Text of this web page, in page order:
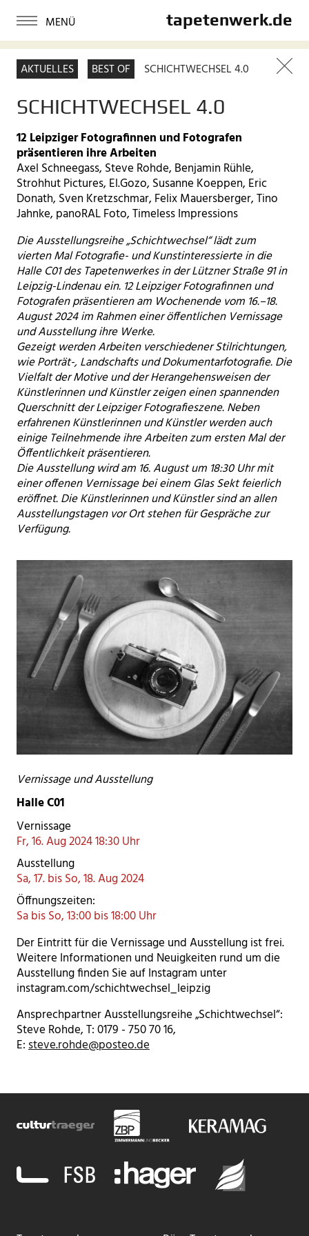
tapetenwerk.de
AKTUELLES BEST OF SCHICHTWECHSEL 4.0
SCHICHTWECHSEL 4.0
12 Leipziger Fotografinnen und Fotografen
präsentieren ihre Arbeiten
Axel Schneegass, Steve Rohde, Benjamin Rühle,
Strohhut Pictures, El.Gozo, Susanne Koeppen, Eric
Donath, Sven Kretzschmar, Felix Mauersberger, Tino
Jahnke, panoRAL Foto, Timeless Impressions
Die Ausstellungsreihe „Schichtwechsel“ lädt zum
vierten Mal Fotografie- und Kunstinteressierte in die
Halle C01 des Tapetenwerkes in der Lützner Straße 91 in
Leipzig-Lindenau ein. 12 Leipziger Fotografinnen und
Fotografen präsentieren am Wochenende vom 16.–18.
August 2024 im Rahmen einer öffentlichen Vernissage
und Ausstellung ihre Werke.
Gezeigt werden Arbeiten verschiedener Stilrichtungen,
wie Porträt-, Landschafts und Dokumentarfotografie. Die
Vielfalt der Motive und der Herangehensweisen der
Künstlerinnen und Künstler zeigen einen spannenden
Querschnitt der Leipziger Fotografieszene. Neben
erfahrenen Künstlerinnen und Künstler werden auch
einige Teilnehmende ihre Arbeiten zum ersten Mal der
Öffentlichkeit präsentieren.
Die Ausstellung wird am 16. August um 18:30 Uhr mit
einer offenen Vernissage bei einem Glas Sekt feierlich
eröffnet. Die Künstlerinnen und Künstler sind an allen
Ausstellungstagen vor Ort stehen für Gespräche zur
Verfügung.
Vernissage und Ausstellung
Halle C01
Vernissage
Fr, 16. Aug 2024 18:30 Uhr
Ausstellung
Sa, 17. bis So, 18. Aug 2024
Öffnungszeiten:
Sa bis So, 13:00 bis 18:00 Uhr
Der Eintritt für die Vernissage und Ausstellung ist frei.
Weitere Informationen und Neuigkeiten rund um die
Ausstellung finden Sie auf Instagram unter
instagram.com/schichtwechsel_leipzig
Ansprechpartner Ausstellungsreihe „Schichtwechsel“:
Steve Rohde, T: 0179 - 750 70 16,
E:steve.rohde@posteo.de